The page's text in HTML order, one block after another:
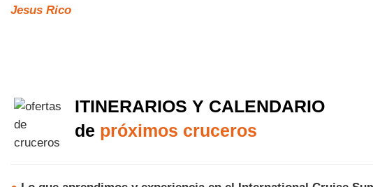
Jesus Rico
ITINERARIOS Y CALENDARIO
de próximos cruceros